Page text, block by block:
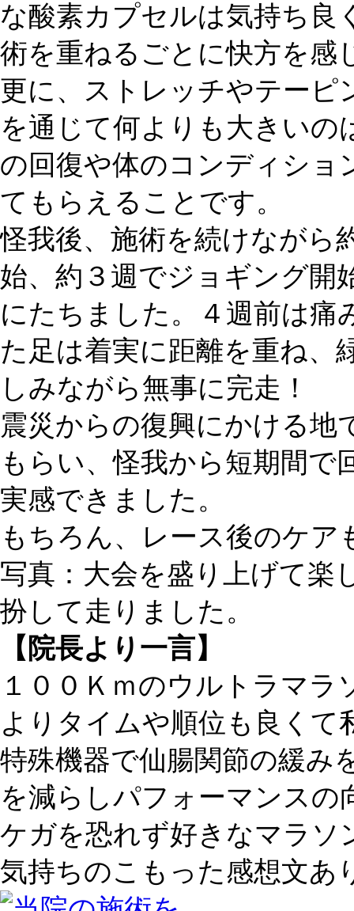
な酸素カプセルは気持ち良
術を重ねるごとに快方を感
更に、ストレッチやテーピ
を通じて何よりも大きいの
の回復や体のコンディショ
てもらえることです。
怪我後、施術を続けながら
始、約３週でジョギング開
にたちました。４週前は痛
た足は着実に距離を重ね、
しみながら無事に完走！
震災からの復興にかける地
もらい、怪我から短期間
実感できました。
もちろん、レース後のケア
写真：大会を盛り上げて楽
扮して走りました。
【院長より一言】
１００Ｋｍのウルトラマ
よりタイムや順位も良くて
特殊機器で仙腸関節の緩み
を減らしパフォーマンスの
ケガを恐れず好きなマラソ
気持ちのこもった感想文あ